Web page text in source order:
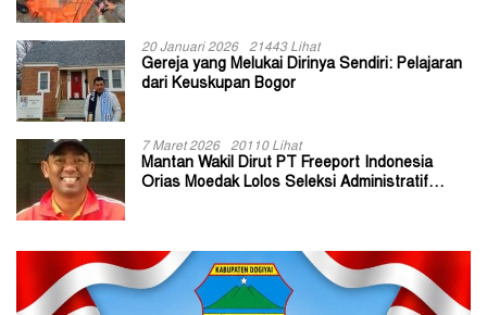
20 Januari 2026 21443 Lihat
Gereja yang Melukai Dirinya Sendiri: Pelajaran
dari Keuskupan Bogor
7 Maret 2026 20110 Lihat
Mantan Wakil Dirut PT Freeport Indonesia
Orias Moedak Lolos Seleksi Administratif